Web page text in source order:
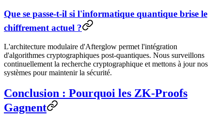
Que se passe-t-il si l'informatique quantique brise le
chiffrement actuel ?
L'architecture modulaire d'Afterglow permet l'intégration
d'algorithmes cryptographiques post-quantiques. Nous surveillons
continuellement la recherche cryptographique et mettons à jour nos
systèmes pour maintenir la sécurité.
Conclusion : Pourquoi les ZK-Proofs
Gagnent